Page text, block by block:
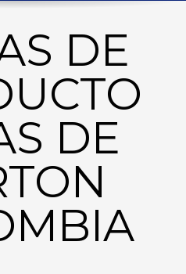
DE
DE